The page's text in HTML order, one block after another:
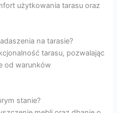
użytkowania tarasu oraz
na tarasie?
tarasu, pozwalając
od warunków
stanie?